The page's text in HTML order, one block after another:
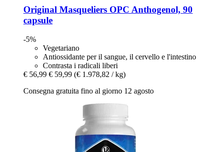
Original Masqueliers OPC Anthogenol, 90
capsule
-5%
Vegetariano
Antiossidante per il sangue, il cervello e l'intestino
Contrasta i radicali liberi
€ 56,99 € 59,99 (€ 1.978,82 / kg)
Consegna gratuita fino al giorno 12 agosto